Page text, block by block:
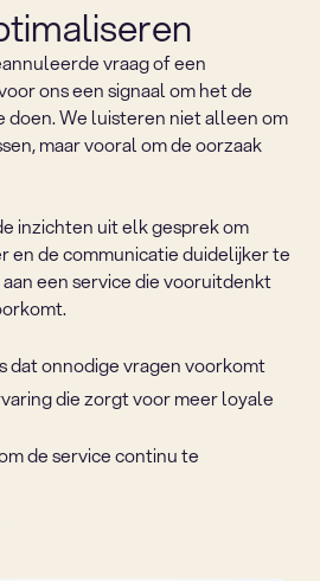
vraag of een
ons een signaal om het de
We luisteren niet alleen om
maar vooral om de oorzaak
inzichten uit elk gesprek om
en de communicatie duidelijker te
een service die vooruitdenkt
dat onnodige vragen voorkomt
die zorgt voor meer loyale
de service continu te